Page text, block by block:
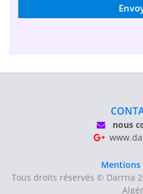
nous
Mentions
Tous droits réservés © Darrna